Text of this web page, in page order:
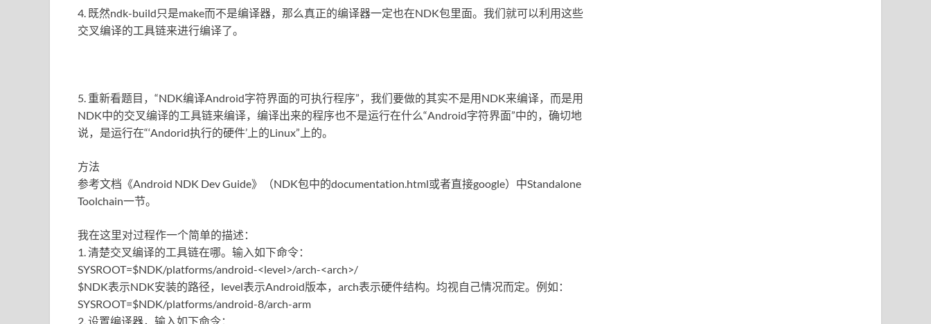
4. 既然ndk-build只是make而不是编译器，那么真正的编译器一定也在NDK包里面。我们就可以利用这些
交叉编译的工具链来进行编译了。
5. 重新看题目，“NDK编译Android字符界面的可执行程序”，我们要做的其实不是用NDK来编译，而是用
NDK中的交叉编译的工具链来编译，编译出来的程序也不是运行在什么“Android字符界面”中的，确切地
说，是运行在“‘Andorid执行的硬件’上的Linux”上的。
方法
参考文档《Android NDK Dev Guide》（NDK包中的documentation.html或者直接google）中Standalone
Toolchain一节。
我在这里对过程作一个简单的描述：
1. 清楚交叉编译的工具链在哪。输入如下命令：
SYSROOT=$NDK/platforms/android-<level>/arch-<arch>/
$NDK表示NDK安装的路径，level表示Android版本，arch表示硬件结构。均视自己情况而定。例如：
SYSROOT=$NDK/platforms/android-8/arch-arm
2. 设置编译器，输入如下命令：